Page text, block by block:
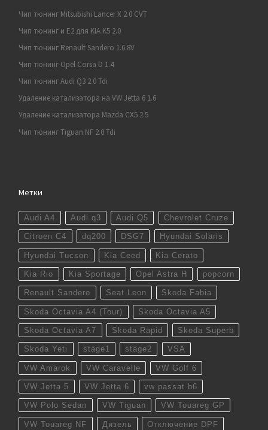
Чип тюнинг Mitsubishi Lancer X 2.0 CVT
Чип тюнинг и E2 для KIA K5 2.0
Чип тюнинг Renault Sandero 1.6 8V
Чип тюнинг Opel Corsa D 1.4
Чип тюнинг Audi Q3 2.0 Tdi
Удаление катализатора на VW Jetta 6 1.6
Удаление катализатора Mazda CX5 2.5
Чип тюнинг Tiguan NF 2.0 Tdi
Метки
Audi A4 Audi q3 Audi Q5 Chevrolet Cruze
Citroen C4 dq200 DSG7 Hyundai Solaris
Hyundai Tucson Kia Ceed Kia Cerato
Kia Rio Kia Sportage Opel Astra H popcorn
Renault Sandero Seat Leon Skoda Fabia
Skoda Octavia A4 (Tour) Skoda Octavia A5
Skoda Octavia A7 Skoda Rapid Skoda Superb
Skoda Yeti stage1 stage2 VSA
VW Amarok VW Caravelle VW Golf 6
VW Jetta 5 VW Jetta 6 vw passat b6
VW Polo Sedan VW Tiguan VW Touareg GP
VW Touareg NF Дизель Отключение DPF